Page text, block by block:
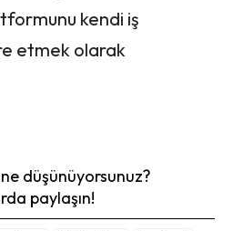
kendi iş
etmek olarak
düşünüyorsunuz?
paylaşın!